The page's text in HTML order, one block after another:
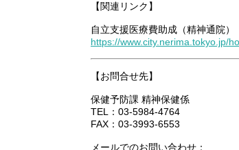
【関連リンク】
自立支援医療費助成（精神通院）
https://www.city.nerima.tokyo.jp/
【お問合せ先】
保健予防課 精神保健係
TEL：03-5984-4764
FAX：03-3993-6553
メールでのお問い合わせ：